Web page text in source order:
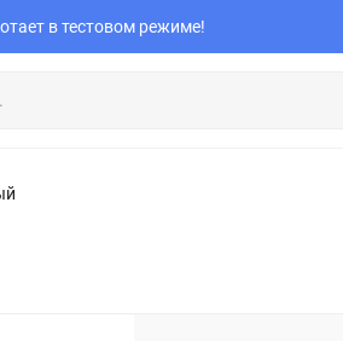
в тестовом режиме!